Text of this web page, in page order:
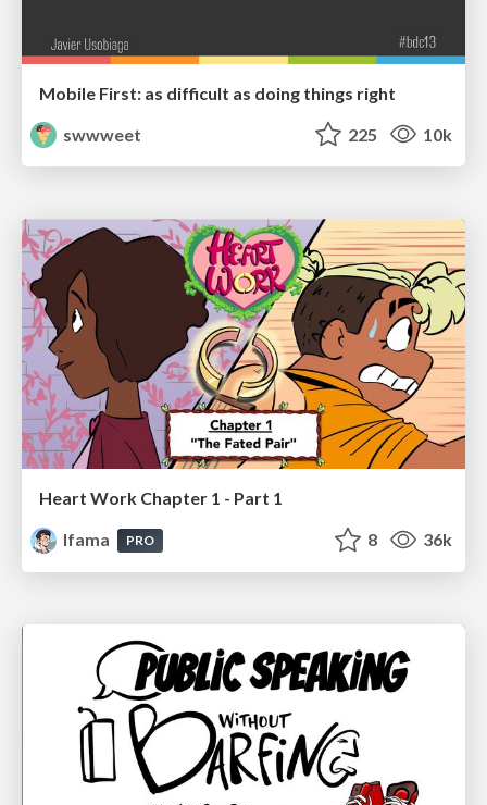
Mobile First: as difficult as doing things right
swwweet
225 10k
Heart Work Chapter 1 - Part 1
lfama
PRO 8 36k